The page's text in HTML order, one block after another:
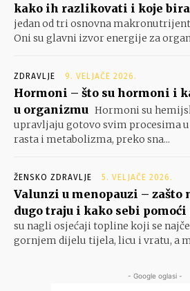
kako ih razlikovati i koje
jedan od tri osnovna
Oni su glavni izvor energije za
ZDRAVLJE 9. VELJAČE 2026.
Hormoni – što su hormoni i
u organizmu Hormoni su
upravljaju gotovo svim procesima
rasta i metabolizma, preko sna...
ŽENSKO ZDRAVLJE 5. VELJAČE 2026.
Valunzi u menopauzi – zašto
dugo traju i kako sebi
su nagli osjećaji topline koji se
gornjem dijelu tijela, licu i vratu, a
- Google oglasi -